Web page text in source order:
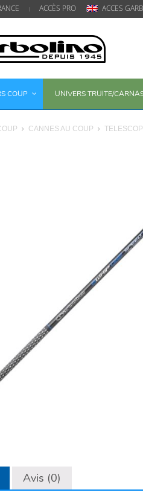
ACCÈS PRO ACCES
COUP UNIVERS TRUITE/
CANNES AU COUP
Avis (0)